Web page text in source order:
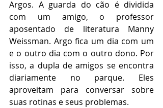
Argos. A guarda do cão é dividida
com um amigo, o professor
aposentado de literatura Manny
Weissman. Argo fica um dia com um
e o outro dia com o outro dono. Por
isso, a dupla de amigos se encontra
diariamente no parque. Eles
aproveitam para conversar sobre
suas rotinas e seus problemas.